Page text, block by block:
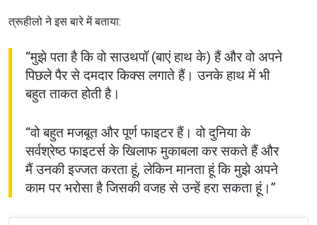
त्रूहीलो ने इस बारे में बताया:
“मुझे पता है कि वो साउथपॉ (बाएं हाथ के) हैं और वो अपने
पिछले पैर से दमदार किक्स लगाते हैं। उनके हाथ में भी
बहुत ताकत होती है।
“वो बहुत मजबूत और पूर्ण फाइटर हैं। वो दुनिया के
सर्वश्रेष्ठ फाइटर्स के खिलाफ मुकाबला कर सकते हैं और
मैं उनकी इज्जत करता हूं, लेकिन मानता हूं कि मुझे अपने
काम पर भरोसा है जिसकी वजह से उन्हें हरा सकता हूं।”